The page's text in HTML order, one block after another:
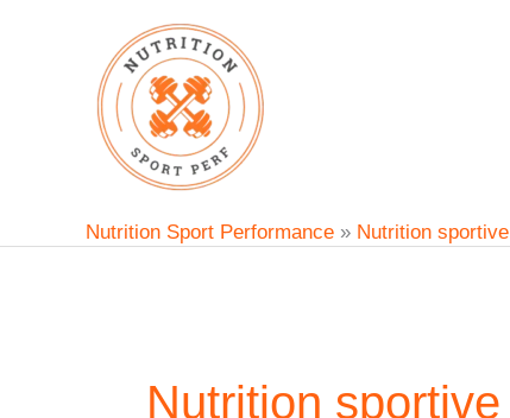
Nutrition Sport Performance » Nutrition sportive
Nutrition sportive